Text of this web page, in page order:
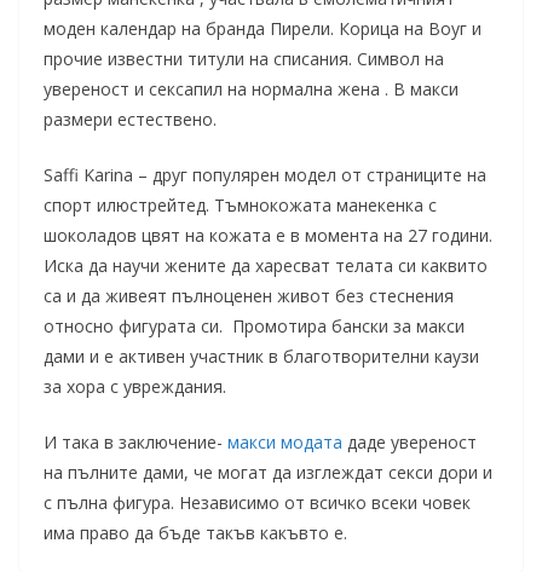
моден календар на бранда Пирели. Корица на Воуг и
прочие известни титули на списания. Символ на
увереност и сексапил на нормална жена . В макси
размери естествено.
Saffi Karina – друг популярен модел от страниците на
спорт илюстрейтед. Тъмнокожата манекенка с
шоколадов цвят на кожата е в момента на 27 години.
Иска да научи жените да харесват телата си каквито
са и да живеят пълноценен живот без стеснения
относно фигурата си. Промотира бански за макси
дами и е активен участник в благотворителни каузи
за хора с увреждания.
И така в заключение- макси модата даде увереност
на пълните дами, че могат да изглеждат секси дори и
с пълна фигура. Независимо от всичко всеки човек
има право да бъде такъв какъвто е.